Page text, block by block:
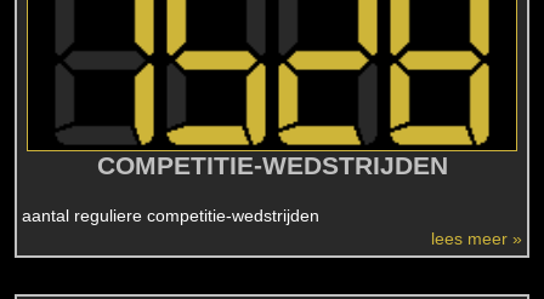
COMPETITIE-WEDSTRIJDEN
aantal reguliere competitie-wedstrijden
lees meer »